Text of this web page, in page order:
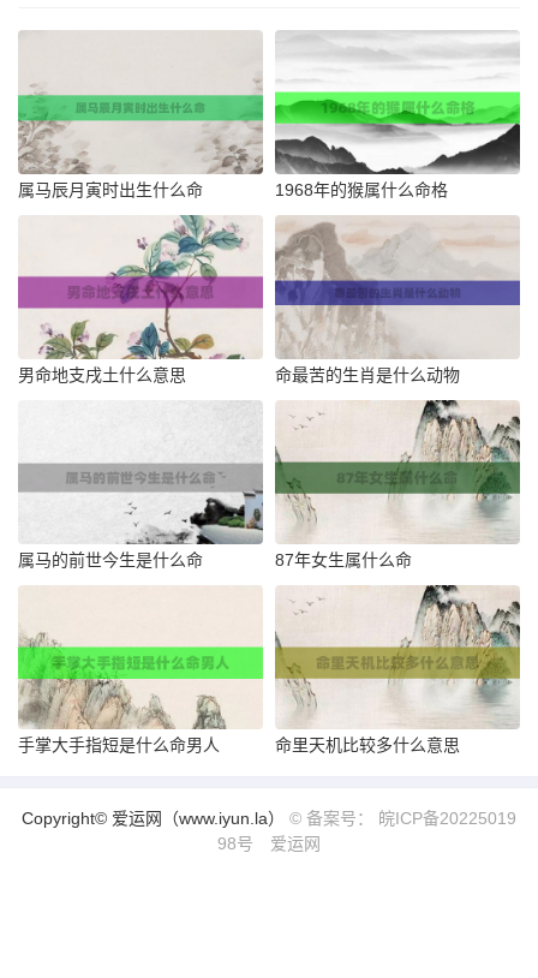
属马辰月寅时出生什么命 1968年的猴属什么命格
男命地支戌土什么意思 命最苦的生肖是什么动物
属马的前世今生是什么命 87年女生属什么命
手掌大手指短是什么命男人 命里天机比较多什么意思
Copyright© 爱运网（www.iyun.la） © 备案号： 皖ICP备20225019
98号
爱运网